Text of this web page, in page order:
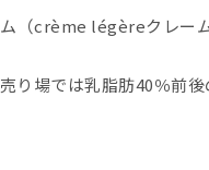
（crème légèreクレー
り場では乳脂肪40％前